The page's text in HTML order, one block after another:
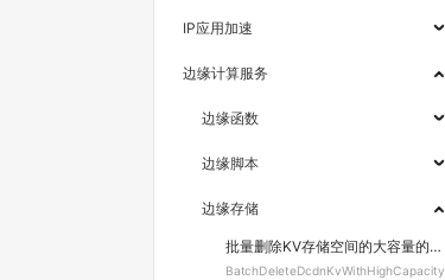
IP应用加速
边缘计算服务
边缘函数
边缘脚本
边缘存储
批量删除KV存储空间的大容量的键值对
BatchDeleteDcdnKvWithHighCapacity